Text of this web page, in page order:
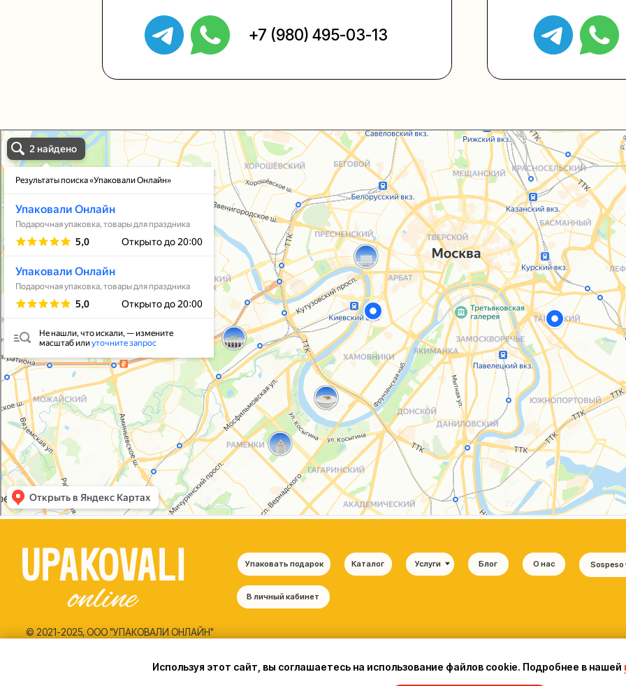
Используя этот сайт, вы соглашаетесь на использование файлов cookie. Подробнее в нашей
Упаковали Онлайн в Москве
Москва
Согласие на обработку персональных данных
Политика конфиденциальности
© 2021-2025, ООО "УПАКОВАЛИ ОНЛАЙН"
Sospeso wrap
О нас
Услуги Блог
Каталог
Упаковать подарок
В личный кабинет